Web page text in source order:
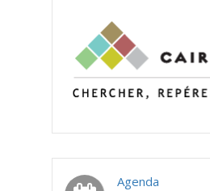
Agenda